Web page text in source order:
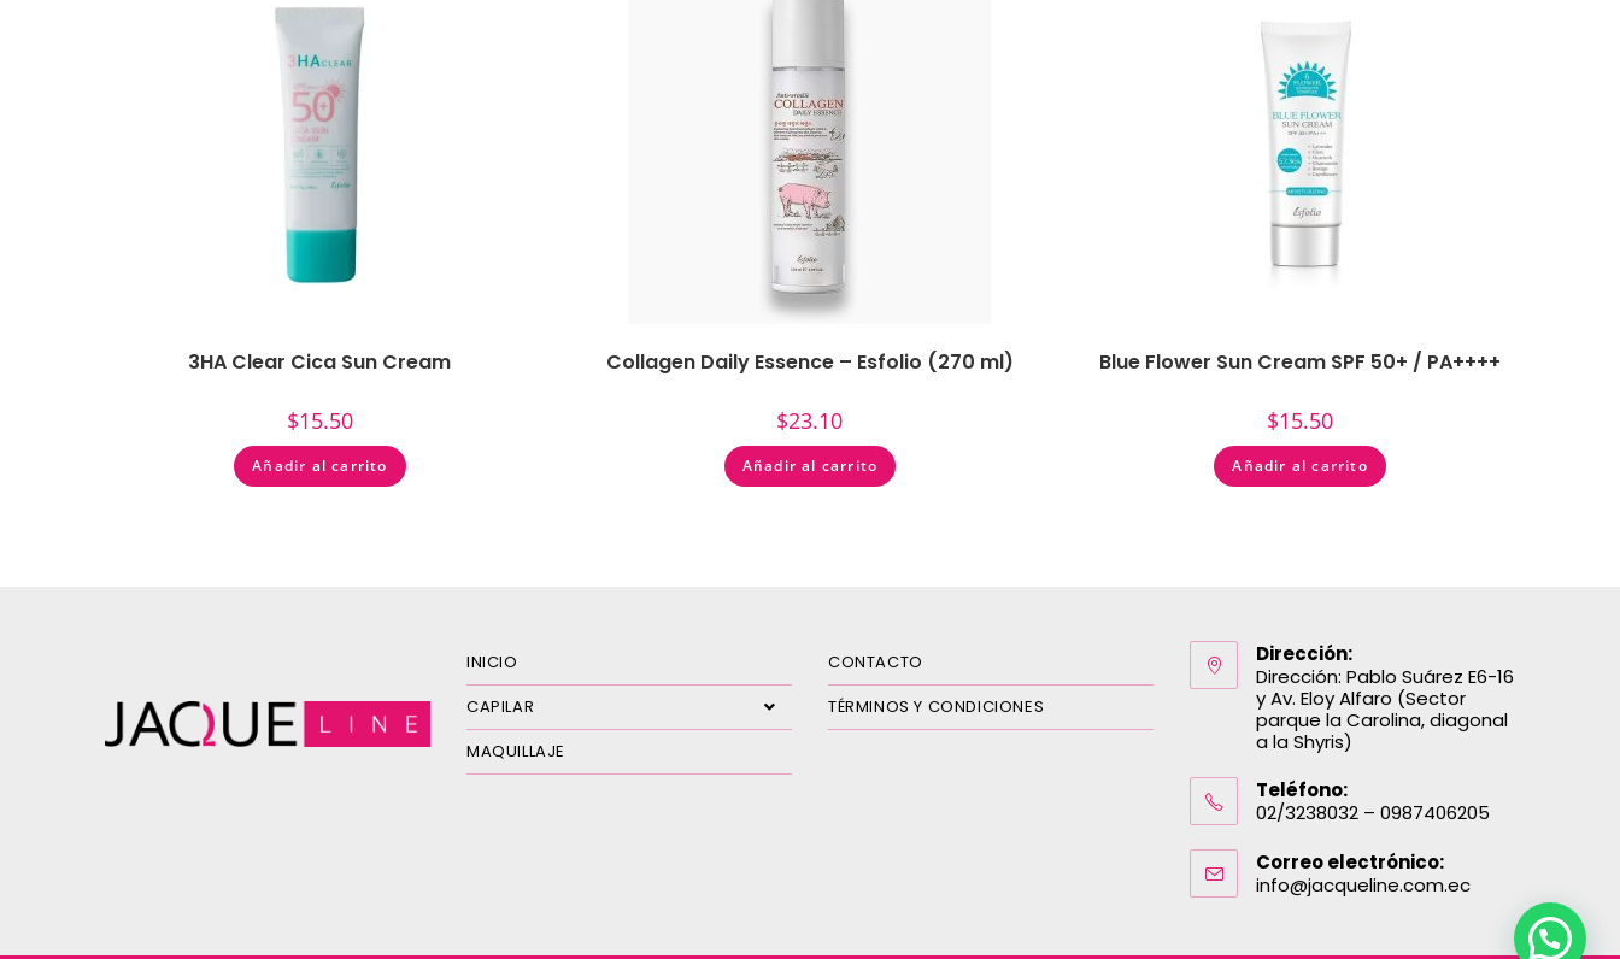
3HA Clear Cica Sun Cream
$15.50
Añadir al carrito
Collagen Daily Essence – Esfolio (270 ml)
$23.10
Añadir al carrito
Blue Flower Sun Cream SPF 50+ / PA++++
$15.50
Añadir al carrito
INICIO
CAPILAR
MAQUILLAJE
CONTACTO
TÉRMINOS Y CONDICIONES
Dirección:
Dirección: Pablo Suárez E6-16
y Av. Eloy Alfaro (Sector
parque la Carolina, diagonal
a la Shyris)
Teléfono:
02/3238032 – 0987406205
Correo electrónico:
info@jacqueline.com.ec